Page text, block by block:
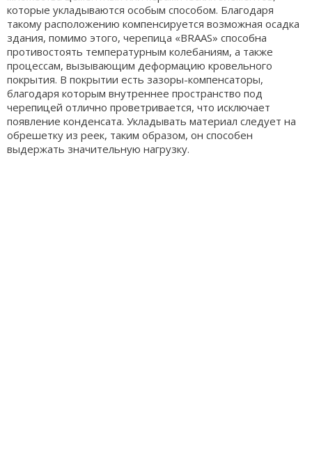
которые укладываются особым способом. Благодаря
такому расположению компенсируется возможная осадка
здания, помимо этого, черепица «BRAAS» способна
противостоять температурным колебаниям, а также
процессам, вызывающим деформацию кровельного
покрытия. В покрытии есть зазоры-компенсаторы,
благодаря которым внутреннее пространство под
черепицей отлично проветривается, что исключает
появление конденсата. Укладывать материал следует на
обрешетку из реек, таким образом, он способен
выдержать значительную нагрузку.